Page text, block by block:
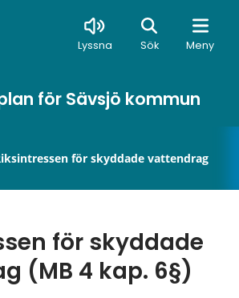
Lyssna Sök Meny
Sök
för Sävsjö kommun
för skyddade vattendrag
för skyddade
(MB 4 kap. 6§)